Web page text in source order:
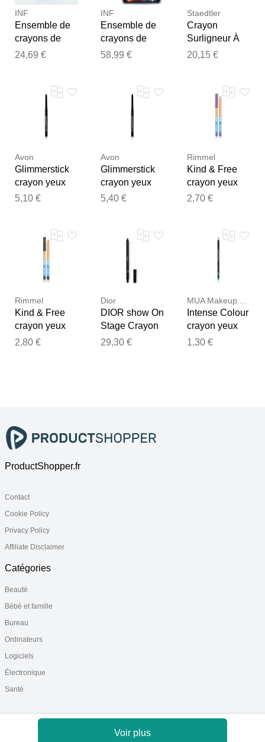
INF
Ensemble de
crayons de
couleur 72
dessin à base
d'huile pour
24,69 €
INF
Ensemble de
crayons de
couleur -
pour artistes
120 couleurs
58,99 €
Staedtler
Crayon
Surligneur À
Sec Textsurfer
20,15 €
Avon
Glimmerstick
crayon yeux
couleur
5,10 €
Avon
Glimmerstick
crayon yeux
couleur
5,40 €
Rimmel
Kind & Free
crayon yeux
couleur
2,70 €
Rimmel
Kind & Free
crayon yeux
couleur
2,80 €
Dior
DIOR show On
Stage Crayon
khôl -
29,30 €
Intense Colour
crayon yeux
couleur
1,30 €
Voir plus
ProductShopper.fr
Contact
Cookie Policy
Privacy Policy
Affiliate Disclaimer
Catégories
Beauté
Bébé et famille
Bureau
Ordinateurs
Logiciels
Électronique
Santé